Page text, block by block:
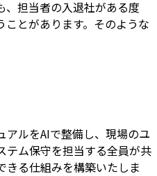
、担当者の入退社がある度
とがあります。そのような
アルをAIで整備し、現場のユ
テム保守を担当する全員が共
きる仕組みを構築いたしま